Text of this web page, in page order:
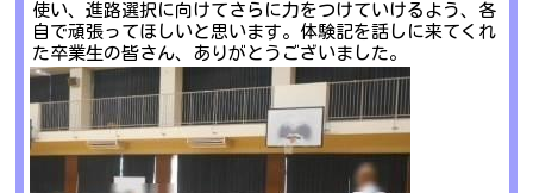
使い、進路選択に向けてさらに力をつけていけるよう、各
自で頑張ってほしいと思います。体験記を話しに来てくれ
た卒業生の皆さん、ありがとうございました。